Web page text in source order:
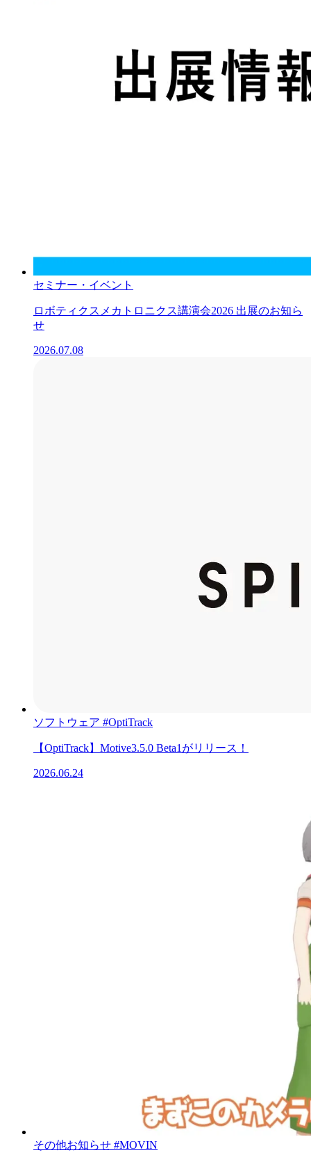
セミナー・イベント
ロボティクスメカトロニクス講演会2026 出展のお知ら
せ
2026.07.08
ソフトウェア #OptiTrack
【OptiTrack】Motive3.5.0 Beta1がリリース！
2026.06.24
その他お知らせ #MOVIN